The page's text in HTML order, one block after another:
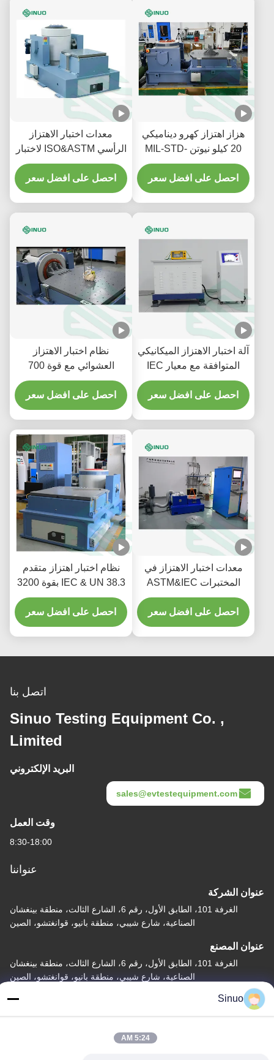
هزاز اهتزاز كهرو ديناميكي
20 كيلو نيوتن MIL-STD-
810G للاختبار البيئي
احصل على افضل سعر
معدات اختبار الاهتزاز
الرأسي ISO&ASTM لاختبار
المكونات
احصل على افضل سعر
آلة اختبار الاهتزاز الميكانيكي
المتوافقة مع معيار IEC
60068 مع حمولة 300 كجم
احصل على افضل سعر
نظام اختبار الاهتزاز
العشوائي مع قوة 700
كيلوغرام و 600 ملم
احصل على افضل سعر
معدات اختبار الاهتزاز في
المختبرات ASTM&IEC
لمكونات السيارات
احصل على افضل سعر
نظام اختبار اهتزاز متقدم
IEC & UN 38.3 بقوة 3200
كجم
احصل على افضل سعر
اتصل بنا
Sinuo Testing Equipment Co. ,
Limited
البريد الإلكتروني
sales@evtestequipment.com
وقت العمل
8:30-18:00
عنواننا
عنوان الشركة
الغرفة 101، الطابق الأول، رقم 6، الشارع الثالث، منطقة بينغشان
الصناعية، شارع شيبي، منطقة بانيو، قوانغتشو، الصين
عنوان المصنع
الغرفة 101، الطابق الأول، رقم 6، الشارع الثالث، منطقة بينغشان
الصناعية، شارع شيبي، منطقة بانيو، قوانغتشو، الصين
هاتف
+86--13527656435
Sinuo
5:24 AM